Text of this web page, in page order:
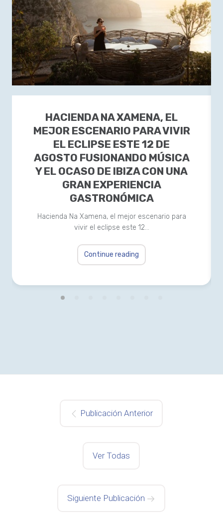
HACIENDA NA XAMENA, EL
MEJOR ESCENARIO PARA VIVIR
EL ECLIPSE ESTE 12 DE
AGOSTO FUSIONANDO MÚSICA
Y EL OCASO DE IBIZA CON UNA
GRAN EXPERIENCIA
GASTRONÓMICA
Hacienda Na Xamena, el mejor escenario para
vivir el eclipse este 12…
Continue reading
Publicación Anterior
Ver Todas
Siguiente Publicación